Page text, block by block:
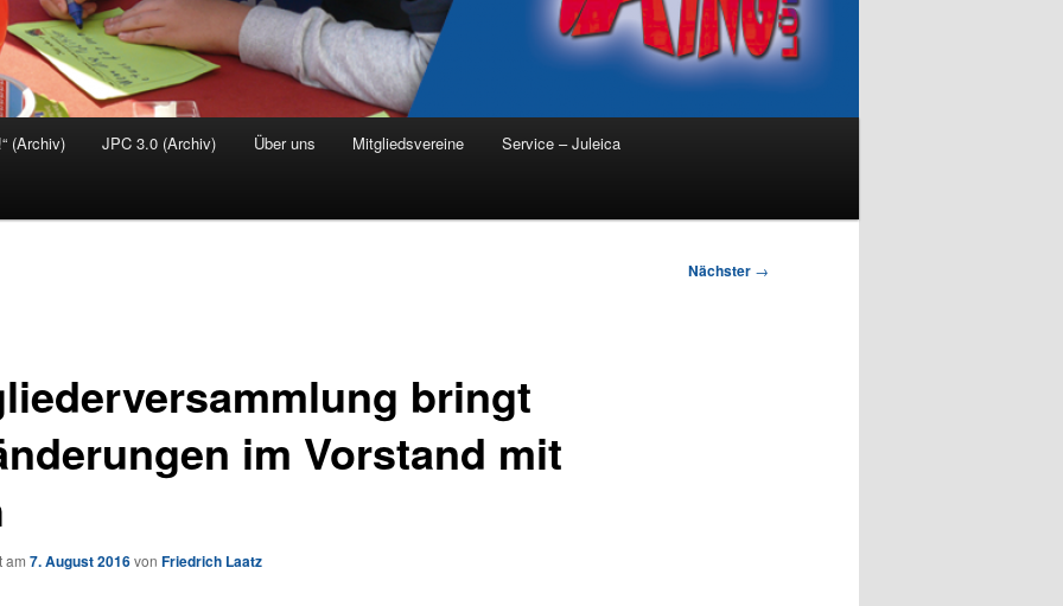
(Archiv) JPC 3.0 (Archiv) Über uns Mitgliedsvereine Service – Juleica
Nächster →
bringt
im Vorstand mit
am 7. August 2016von Friedrich Laatz